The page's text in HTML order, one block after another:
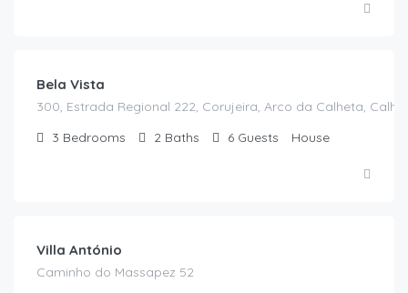
Bela Vista
300, Estrada Regional 222, Corujeira, Arco da Calheta,
3 Bedrooms 2 Baths 6 Guests House
Villa António
Caminho do Massapez 52